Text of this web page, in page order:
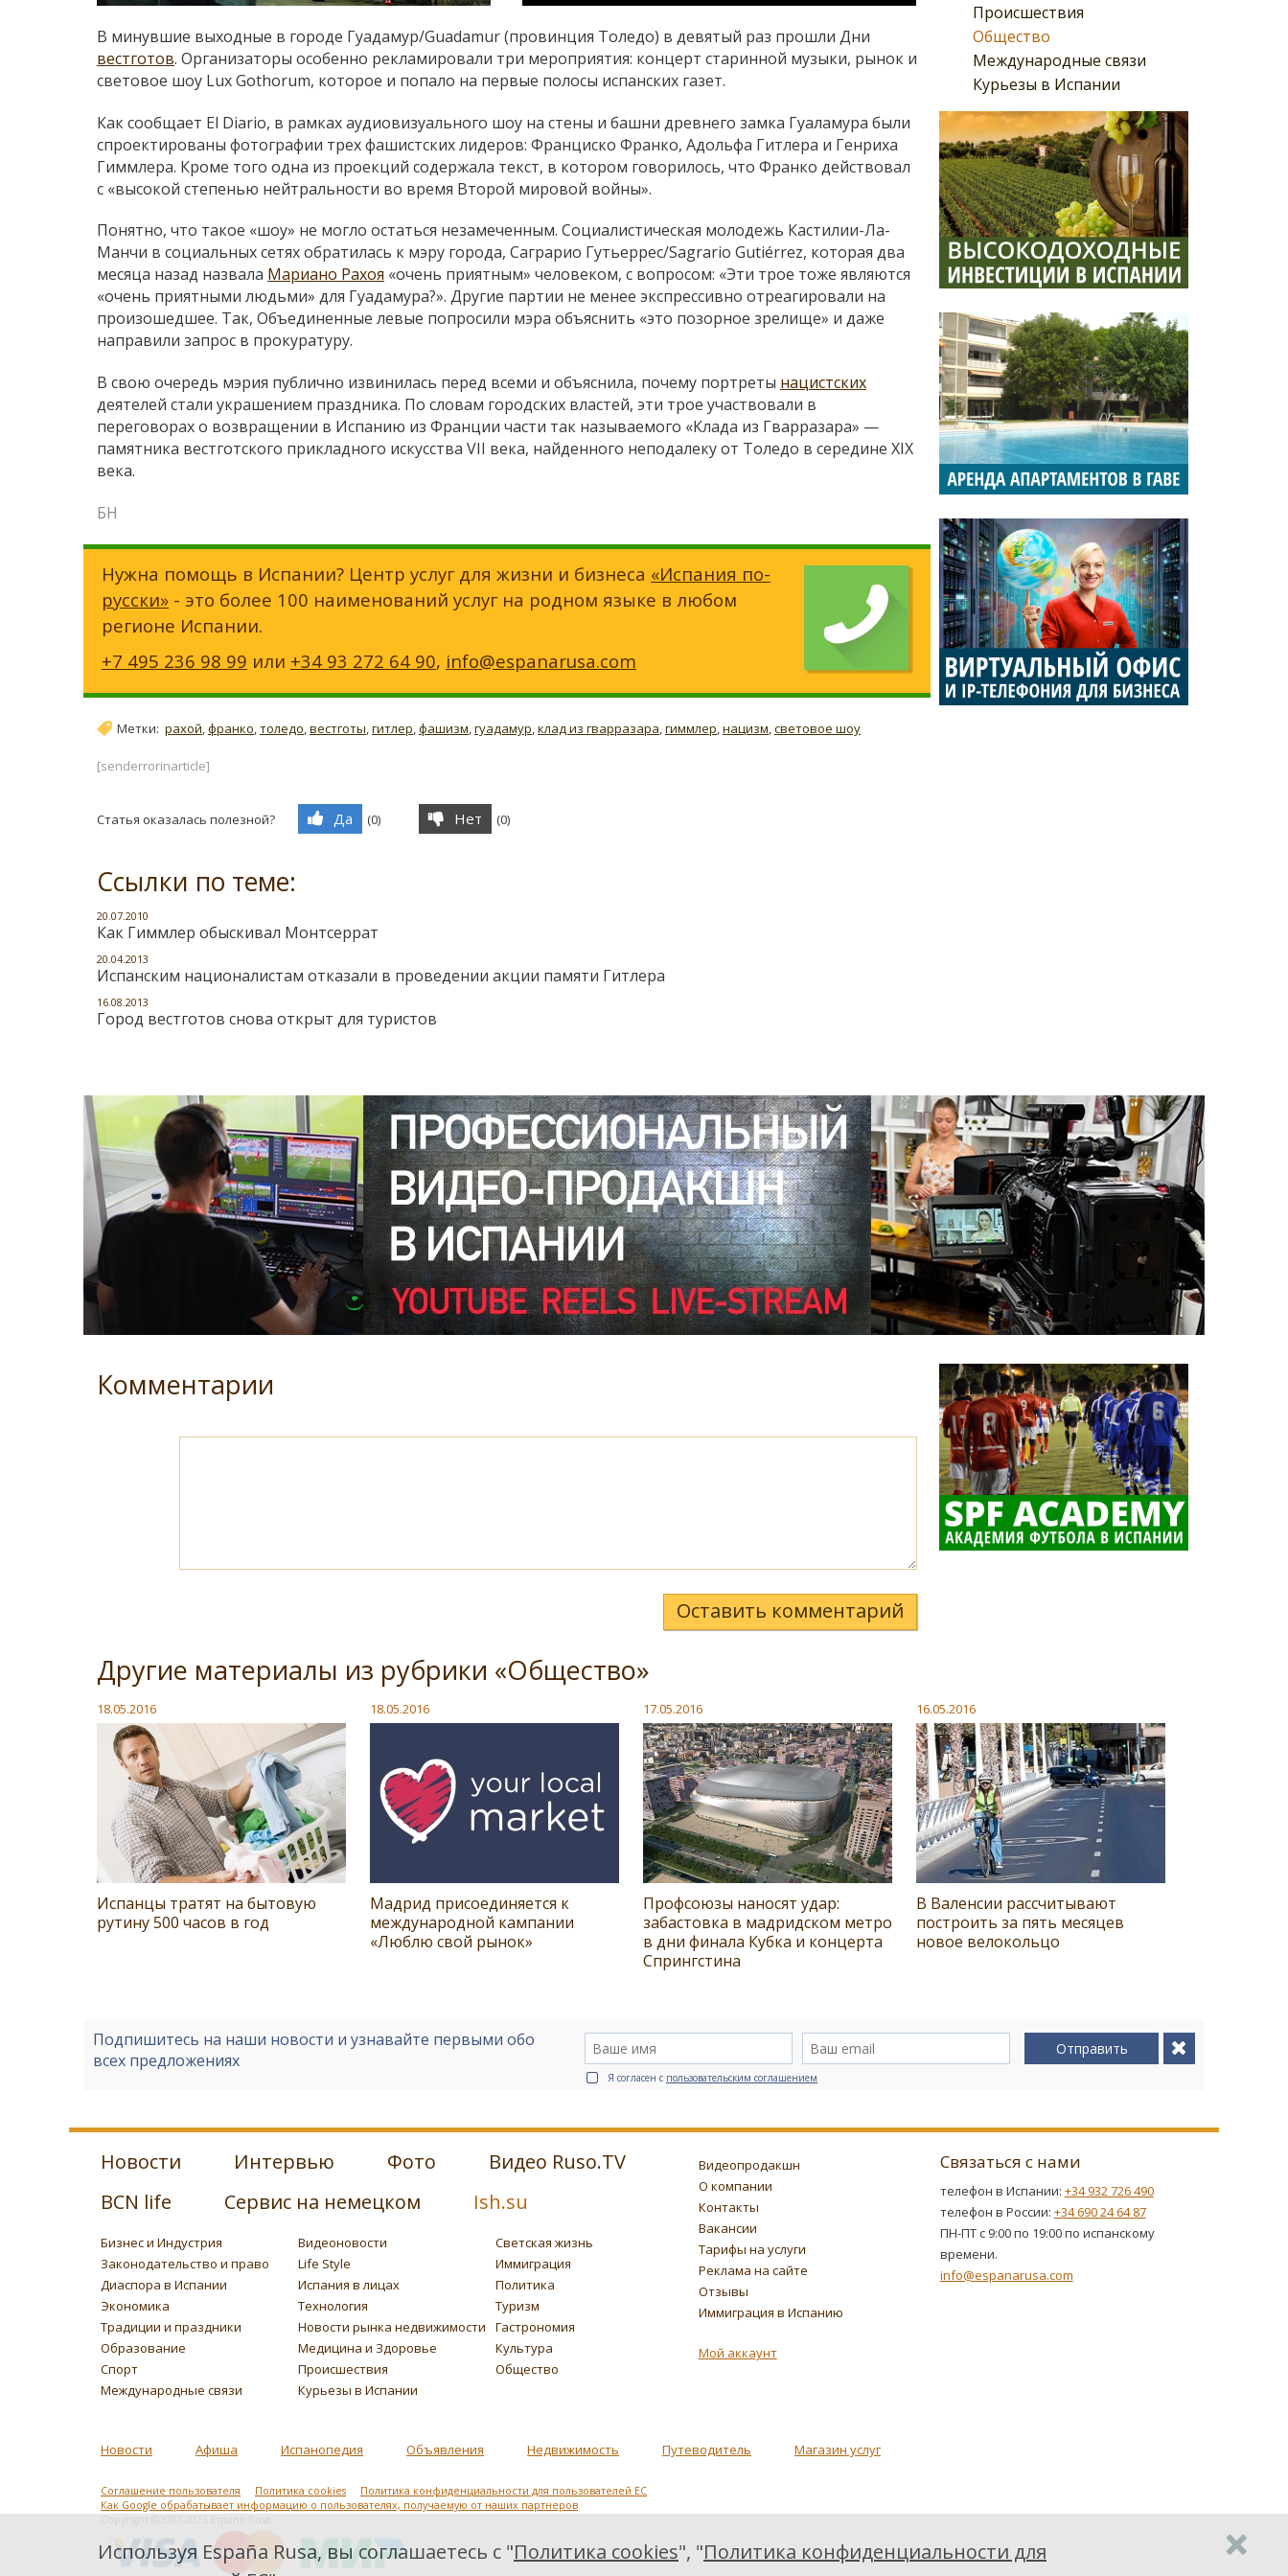
Происшествия
Общество
Международные связи
Курьезы в Испании
В минувшие выходные в городе Гуадамур/Guadamur (провинция Толедо) в девятый раз прошли Дни
вестготов. Организаторы особенно рекламировали три мероприятия: концерт старинной музыки, рынок и
световое шоу Lux Gothorum, которое и попало на первые полосы испанских газет.
Как сообщает El Diario, в рамках аудиовизуального шоу на стены и башни древнего замка Гуаламура были
спроектированы фотографии трех фашистских лидеров: Франциско Франко, Адольфа Гитлера и Генриха
Гиммлера. Кроме того одна из проекций содержала текст, в котором говорилось, что Франко действовал
с «высокой степенью нейтральности во время Второй мировой войны».
Понятно, что такое «шоу» не могло остаться незамеченным. Социалистическая молодежь Кастилии-Ла-
Манчи в социальных сетях обратилась к мэру города, Саграрио Гутьеррес/Sagrario Gutiérrez, которая два
месяца назад назвала Мариано Рахоя «очень приятным» человеком, с вопросом: «Эти трое тоже являются
«очень приятными людьми» для Гуадамура?». Другие партии не менее экспрессивно отреагировали на
произошедшее. Так, Объединенные левые попросили мэра объяснить «это позорное зрелище» и даже
направили запрос в прокуратуру.
В свою очередь мэрия публично извинилась перед всеми и объяснила, почему портреты нацистских
деятелей стали украшением праздника. По словам городских властей, эти трое участвовали в
переговорах о возвращении в Испанию из Франции части так называемого «Клада из Гварразара» —
памятника вестготского прикладного искусства VII века, найденного неподалеку от Толедо в середине XIX
века.
БН
Нужна помощь в Испании? Центр услуг для жизни и бизнеса «Испания по-
русски» - это более 100 наименований услуг на родном языке в любом
регионе Испании.
+7 495 236 98 99 или +34 93 272 64 90, info@espanarusa.com
Метки: рахой,франко,толедо,вестготы,гитлер,фашизм,гуадамур,клад из гварразара,гиммлер,нацизм,световое шоу
[senderrorinarticle]
Статья оказалась полезной? Да (0) Нет (0)
Ссылки по теме:
20.07.2010
Как Гиммлер обыскивал Монтсеррат
20.04.2013
Испанским националистам отказали в проведении акции памяти Гитлера
16.08.2013
Город вестготов снова открыт для туристов
Комментарии
Оставить комментарий
Другие материалы из рубрики «Общество»
18.05.2016
Испанцы тратят на бытовую
рутину 500 часов в год
18.05.2016
Мадрид присоединяется к
международной кампании
«Люблю свой рынок»
17.05.2016
Профсоюзы наносят удар:
забастовка в мадридском метро
в дни финала Кубка и концерта
Спрингстина
16.05.2016
В Валенсии рассчитывают
построить за пять месяцев
новое велокольцо
Подпишитесь на наши новости и узнавайте первыми обо
всех предложениях
Отправить
Я согласен с пользовательским соглашением
Новости Интервью Фото
Видео Ruso.TV
BCN life
Сервис на немецком Ish.su
Бизнес и Индустрия Видеоновости
Светская жизнь
Законодательство и право
Life Style
Иммиграция
Диаспора в Испании
Испания в лицах
Политика
Экономика
Технология
Туризм
Традиции и праздники
Новости рынка недвижимости
Гастрономия
Образование
Медицина и Здоровье
Культура
Спорт
Происшествия
Общество
Международные связи
Курьезы в Испании
Видеопродакшн
О компании
Контакты
Вакансии
Тарифы на услуги
Реклама на сайте
Отзывы
Иммиграция в Испанию
Мой аккаунт
Связаться с нами
телефон в Испании: +34 932 726 490
телефон в России: +34 690 24 64 87
ПН-ПТ с 9:00 по 19:00 по испанскому
времени.
info@espanarusa.com
Новости Афиша Испанопедия Объявления Недвижимость Путеводитель Магазин услуг
Соглашение пользователя Политика cookies
Политика конфиденциальности для пользователей ЕС
Как Google обрабатывает информацию о пользователях, получаемую от наших партнеров
Используя España Rusa, вы соглашаетесь с "Политика cookies", "Политика конфиденциальности для